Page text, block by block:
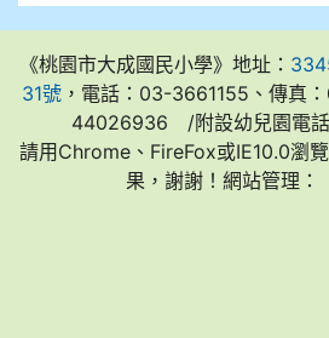
《桃園市大成國民小學》地址：
31號 ，電話：03-3661155、傳真
44026936 /附設幼兒園電
請用Chrome、FireFox或IE10.0瀏
果，謝謝！網站管理：